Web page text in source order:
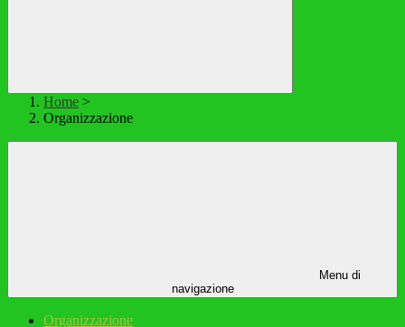
Home >
Organizzazione
Menu di
navigazione
Organizzazione